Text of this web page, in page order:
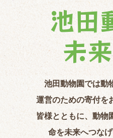
池田
未
池田動物園では動
運営のための寄付を
皆様とともに、動物
命を未来へつな